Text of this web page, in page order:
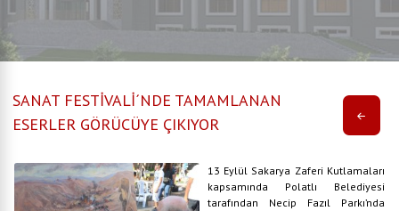
SANAT FESTİVALİ´NDE TAMAMLANAN
ESERLER GÖRÜCÜYE ÇIKIYOR
13 Eylül Sakarya Zaferi Kutlamaları
kapsamında Polatlı Belediyesi
tarafından Necip Fazıl Parkı’nda